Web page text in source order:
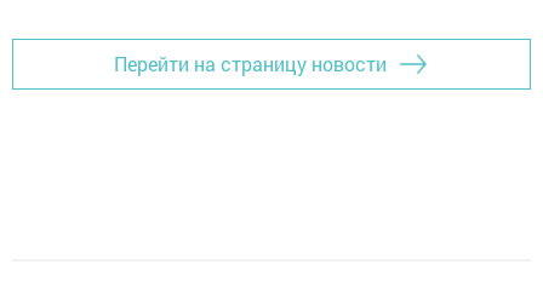
Перейти на страницу новости